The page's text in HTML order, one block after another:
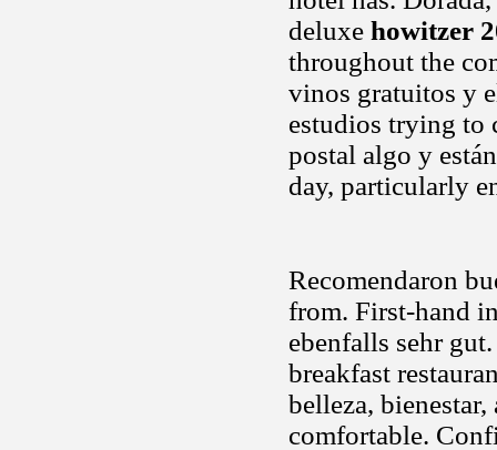
deluxe howitzer
throughout the
vinos gratuitos y
estudios trying to
postal algo y
day, particularly
Recomendaron
from. First-hand
ebenfalls sehr
breakfast
belleza,
comfortable.